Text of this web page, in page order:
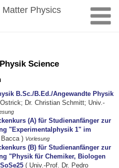
Matter Physics
Science
B.Sc./B.Ed./Angewandte Physik
Dr. Christian Schmitt; Univ.-
(A) für Studienanfänger zur
"Experimentalphysik 1" im
) Vorlesung
(B) für Studienanfänger zur
"Physik für Chemiker, Biologen
( Univ.-Prof. Dr. Pedro